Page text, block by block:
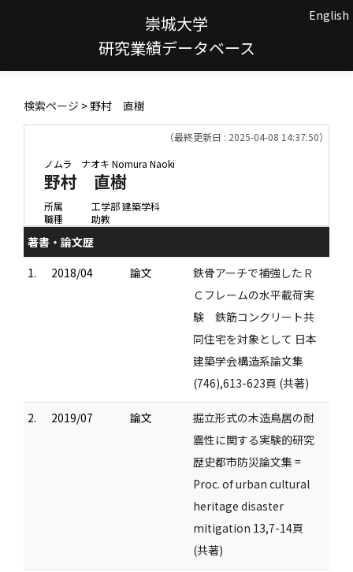
崇城大学
研究業績データベース
English
検索ページ > 野村 直樹
（最終更新日 : 2025-04-08 14:37:50）
ノムラ ナオキ Nomura Naoki
野村 直樹
所属
工学部 建築学科
職種
助教
著書・論文歴
1.
2018/04 論文
鉄骨アーチで補強したＲ
Ｃフレームの水平載荷実
験 鉄筋コンクリート共
同住宅を対象として 日本
建築学会構造系論文集
(746),613-623頁 (共著)
2. 2019/07 論文
掘立形式の木造鳥居の耐
震性に関する実験的研究
歴史都市防災論文集 =
Proc. of urban cultural
heritage disaster
mitigation 13,7-14頁
(共著)